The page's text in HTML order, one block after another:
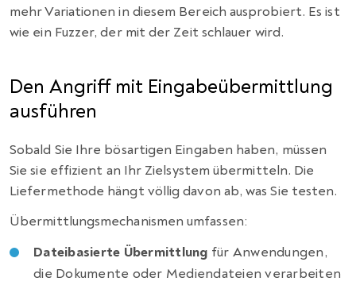
mehr Variationen in diesem Bereich ausprobiert. Es ist
wie ein Fuzzer, der mit der Zeit schlauer wird.
Den Angriff mit Eingabeübermittlung
ausführen
Sobald Sie Ihre bösartigen Eingaben haben, müssen
Sie sie effizient an Ihr Zielsystem übermitteln. Die
Liefermethode hängt völlig davon ab, was Sie testen.
Übermittlungsmechanismen umfassen:
Dateibasierte Übermittlung für Anwendungen,
die Dokumente oder Mediendateien verarbeiten